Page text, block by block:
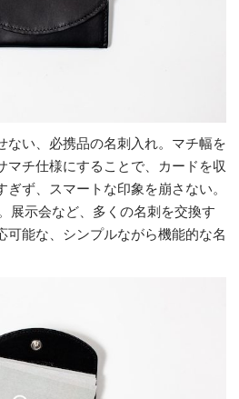
ない、必携品の名刺入れ。マチ幅を
マチ仕様にすることで、カードを収
ず、スマートな印象を崩さない。
展示会など、多くの名刺を交換す
可能な、シンプルながら機能的な名